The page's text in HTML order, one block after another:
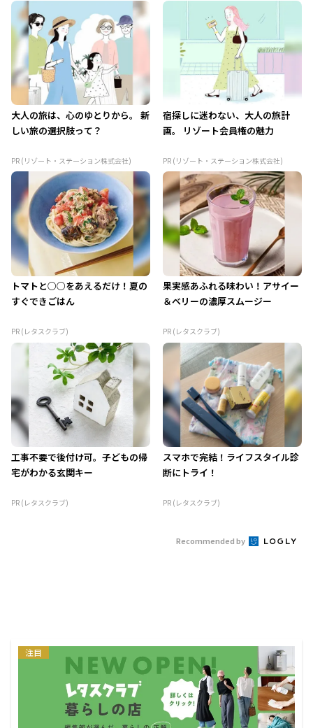
大人の旅は、心のゆとりから。 新
しい旅の選択肢って？
PR (リゾート・ステーション株式会社)
宿探しに迷わない、大人の旅計
画。 リゾート会員権の魅力
PR (リゾート・ステーション株式会社)
トマトと○○をあえるだけ！夏の
すぐできごはん
PR (レタスクラブ)
果実感あふれる味わい！アサイー
＆ベリーの濃厚スムージー
PR (レタスクラブ)
工事不要で後付け可。子どもの帰
宅がわかる玄関キー
PR (レタスクラブ)
スマホで完結！ライフスタイル診
断にトライ！
PR (レタスクラブ)
Recommended by
注目